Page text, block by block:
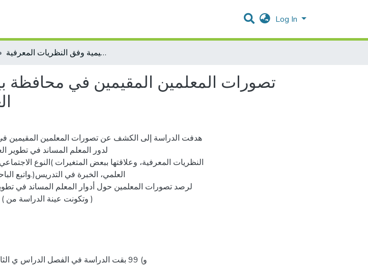
Log In
تصورات المعلمين المقيمين في محافظة بيت لحم لدور المعلم المساند في تطوير العملية التعليمية وفق النظريات المعرفية
تصورات المعلمين المقيمين في محافظة
هدفت الدراسة إلى الكشف عن تصورات المعلمين المقيمين
لدور المعلم المساند في تطوير
النظريات المعرفية، وعلاقتها ببعض المتغيرات )النوع
العلمي، الخبرة في التدريس(.واتبع
لرصد تصورات المعلمين حول أدوار المعلم المساند في تطوير
و) 99 بقت الدراسة في الفصل الدراس ي